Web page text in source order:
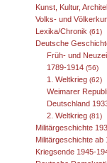
Kunst, Kultur,
Volks- und
Lexika/Chronik (61)
Deutsche
Früh- und
1789-1914 (56)
1. Weltkrieg (62)
Weimarer
Deutschland
2. Weltkrieg (81)
Militärgeschichte
Militärgeschichte ab
Kriegsende 1945-